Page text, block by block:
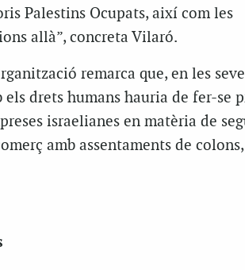
Palestins Ocupats, així com les
allà”, concreta Vilaró.
remarca que, en les
drets humans hauria de fer-se
israelianes en matèria de
amb assentaments de colons,